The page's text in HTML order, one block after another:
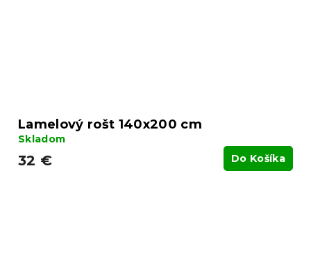
Lamelový rošt 140x200 cm
Skladom
32 € Do Košíka